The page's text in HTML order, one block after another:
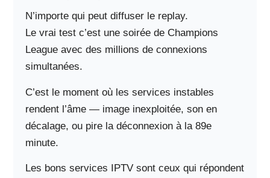
N’importe qui peut diffuser le replay.
Le vrai test c’est une soirée de Champions
League avec des millions de connexions
simultanées.
C’est le moment où les services instables
rendent l’âme — image inexploitée, son en
décalage, ou pire la déconnexion à la 89e
minute.
Les bons services IPTV sont ceux qui répondent